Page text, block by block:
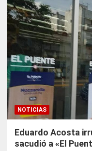
NOTICIAS
Eduardo Acosta
sacudió a «El